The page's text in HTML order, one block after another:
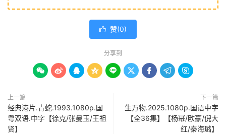
 赞(0)
分享到
        
上一篇
经典港片.青蛇.1993.1080p.国
粤双语.中字【徐克/张曼玉/王祖
贤】
下一篇
生万物.2025.1080p.国语中字
【全36集】【杨幂/欧豪/倪大
红/秦海璐】